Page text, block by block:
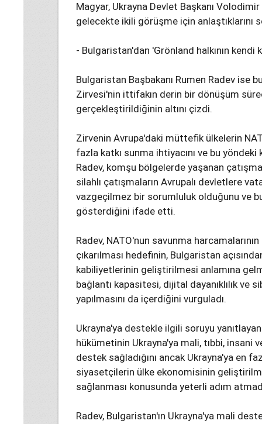
Magyar, Ukrayna Devlet Başkanı
gelecekte ikili görüşme için anlaştıklarını
- Bulgaristan'dan 'Grönland halkının
Bulgaristan Başbakanı Rumen Radev ise
Zirvesi'nin ittifakın derin bir dönüşüm
gerçekleştirildiğinin altını çizdi.
Zirvenin Avrupa'daki müttefik ülkelerin
fazla katkı sunma ihtiyacını ve bu yöndeki
Radev, komşu bölgelerde yaşanan
silahlı çatışmaların Avrupalı devletlere
vazgeçilmez bir sorumluluk olduğunu ve
gösterdiğini ifade etti.
Radev, NATO'nun savunma
çıkarılması hedefinin, Bulgaristan
kabiliyetlerinin geliştirilmesi anlamına
bağlantı kapasitesi, dijital dayanıklılık ve
yapılmasını da içerdiğini vurguladı.
Ukrayna'ya destekle ilgili soruyu
hükümetinin Ukrayna'ya mali, tıbbi, insani
destek sağladığını ancak Ukrayna'ya en
siyasetçilerin ülke ekonomisinin
sağlanması konusunda yeterli adım
Radev, Bulgaristan'ın Ukrayna'ya mali